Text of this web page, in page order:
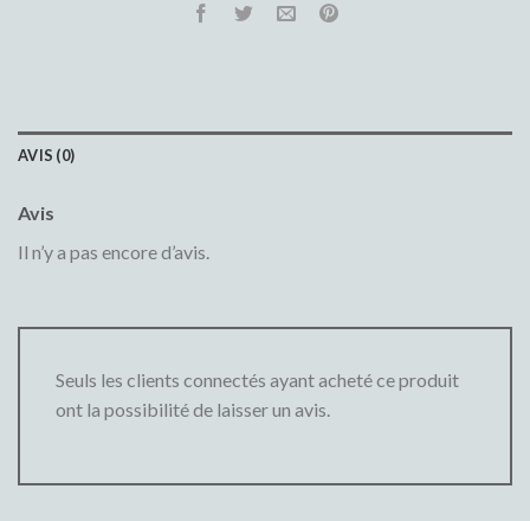
AVIS (0)
Avis
Il n’y a pas encore d’avis.
Seuls les clients connectés ayant acheté ce produit
ont la possibilité de laisser un avis.